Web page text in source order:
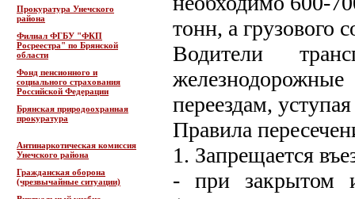
Прокуратура Унечского
района
Филиал ФГБУ "ФКП
Росреестра" по Брянской
области
Фонд пенсионного и
социального страхования
Российской Федерации
Брянская природоохранная
прокуратура
Антинаркотическая комиссия
Унечского района
Гражданская оборона
(чрезвычайные ситуации)
тонн, а грузового
Водители
переездам,
Правила
1. Запрещается
- при закрытом